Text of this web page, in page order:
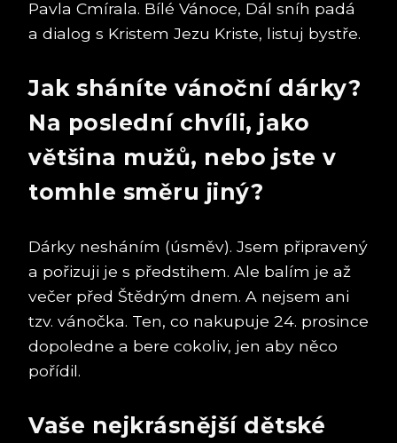
Pavla Cmírala. Bílé Vánoce, Dál sníh padá
a dialog s Kristem Jezu Kriste, listuj bystře.
Jak sháníte vánoční dárky?
Na poslední chvíli, jako
většina mužů, nebo jste v
tomhle směru jiný?
Dárky nesháním (úsměv). Jsem připravený
a pořizuji je s předstihem. Ale balím je až
večer před Štědrým dnem. A nejsem ani
tzv. vánočka. Ten, co nakupuje 24. prosince
dopoledne a bere cokoliv, jen aby něco
pořídil.
Vaše nejkrásnější dětské